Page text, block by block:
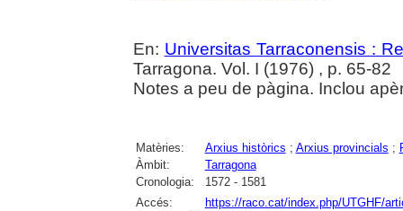
En: Universitas Tarraconensis :
Tarragona. Vol. I (1976) , p. 65-82
Notes a peu de pàgina. Inclou
Matèries: Arxius històrics ; Arxius provincials ;
Àmbit:
Tarragona
Cronologia:
1572 - 1581
Accés:
https://raco.cat/index.php/UTGHF/